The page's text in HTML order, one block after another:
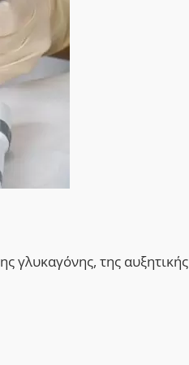
γλυκαγόνης, της αυξητικής